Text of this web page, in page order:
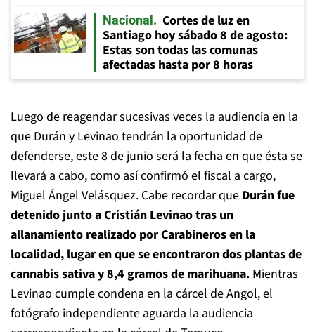
Nacional
Cortes de luz en
Santiago hoy sábado 8 de agosto:
Estas son todas las comunas
afectadas hasta por 8 horas
Luego de reagendar sucesivas veces la audiencia en la
que Durán y Levinao tendrán la oportunidad de
defenderse, este 8 de junio será la fecha en que ésta se
llevará a cabo, como así confirmó el fiscal a cargo,
Miguel Ángel Velásquez. Cabe recordar que Durán fue
detenido junto a Cristián Levinao tras un
allanamiento realizado por Carabineros en la
localidad, lugar en que se encontraron dos plantas de
cannabis sativa y 8,4 gramos de marihuana. Mientras
Levinao cumple condena en la cárcel de Angol, el
fotógrafo independiente aguarda la audiencia